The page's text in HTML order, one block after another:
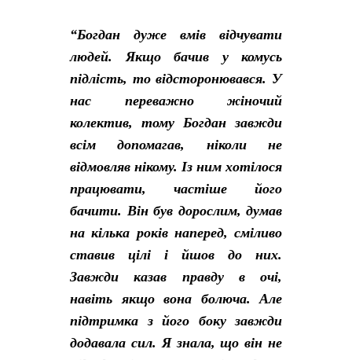
“Богдан дуже вмів відчувати
людей. Якщо бачив у комусь
підлість, то відсторонювався. У
нас переважно жіночий
колектив, тому Богдан завжди
всім допомагав, ніколи не
відмовляв нікому. Із ним хотілося
працювати, частіше його
бачити. Він був дорослим, думав
на кілька років наперед, сміливо
ставив цілі і йшов до них.
Завжди казав правду в очі,
навіть якщо вона болюча. Але
підтримка з його боку завжди
додавала сил. Я знала, що він не